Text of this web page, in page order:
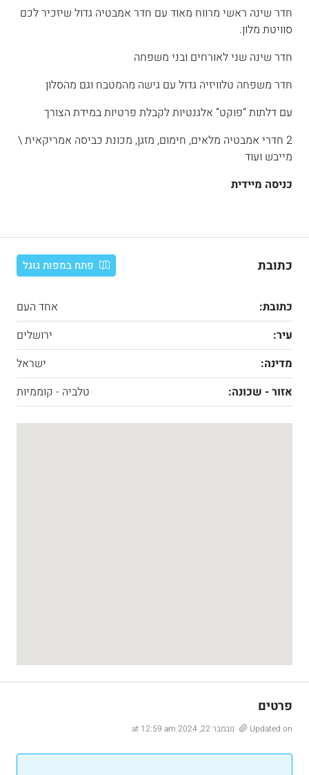
חדר שינה ראשי מרווח מאוד עם חדר אמבטיה גדול שיזכיר לכם
סוויטת מלון.
חדר שינה שני לאורחים ובני משפחה
חדר משפחה טלוויזיה גדול עם גישה מהמטבח וגם מהסלון
עם דלתות “פוקט” אלגנטיות לקבלת פרטיות במידת הצורך
2 חדרי אמבטיה מלאים, חימום, מזגן, מכונת כביסה אמריקאית \
מייבש ועוד
כניסה מיידית
כתובת פתח במפות גוגל
כתובת:
אחד העם
עיר:
ירושלים
מדינה:
ישראל
אזור - שכונה:
טלביה - קוממיות
פרטים
Updated on נובמבר 22, 2024 at 12:59 am